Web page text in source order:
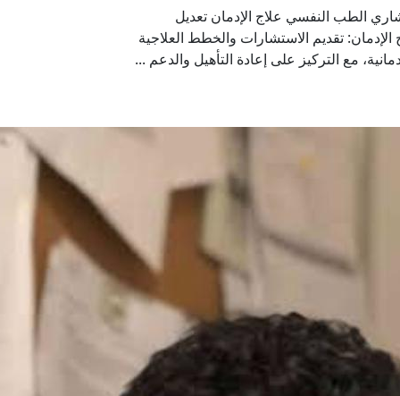
الطب النفسي علاج الإدمان تعديل
تقديم الاستشارات والخطط العلاجية
مع التركيز على إعادة التأهيل والدعم ...